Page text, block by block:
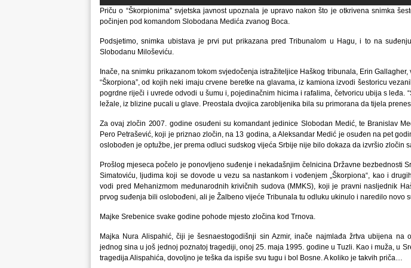
Priču o “Škorpionima” svjetska javnost upoznala je upravo nakon što je otkrivena snimka
počinjen pod komandom Slobodana Medića zvanog Boca.
Podsjetimo, snimka ubistava je prvi put prikazana pred Tribunalom u Hagu, i to na
Slobodanu Miloševiću.
Inače, na snimku prikazanom tokom svjedočenja istražiteljice Haškog tribunala, Erin
“Škorpiona”, od kojih neki imaju crvene beretke na glavama, iz kamiona izvodi šestoricu
pogrdne riječi i uvrede odvodi u šumu i, pojedinačnim hicima i rafalima, četvoricu ubija s leđa.
ležale, iz blizine pucali u glave. Preostala dvojica zarobljenika bila su primorana da tijela
Za ovaj zločin 2007. godine osuđeni su komandant jedinice Slobodan Medić, te Branislav
Pero Petrašević, koji je priznao zločin, na 13 godina, a Aleksandar Medić je osuđen na pet
oslobođen je optužbe, jer prema odluci sudskog vijeća Srbije nije bilo dokaza da izvršio zločin
Prošlog mjeseca počelo je ponovljeno suđenje i nekadašnjim čelnicina Državne bezbednosti
Simatoviću, ljudima koji se dovode u vezu sa nastankom i vođenjem „Škorpiona“, kao i
vodi pred Mehanizmom međunarodnih krivičnih sudova (MMKS), koji je pravni nasljednik
prvog suđenja bili oslobođeni, ali je Žalbeno vijeće Tribunala tu odluku ukinulo i naredilo novo
Majke Srebenice svake godine pohode mjesto zločina kod Trnova.
Majka Nura Alispahić, čiji je šesnaestogodišnji sin Azmir, inače najmlađa žrtva ubijena na
jednog sina u još jednoj poznatoj tragediji, onoj 25. maja 1995. godine u Tuzli. Kao i muža, u
tragedija Alispahića, dovoljno je teška da ispiše svu tugu i bol Bosne. A koliko je takvih priča…